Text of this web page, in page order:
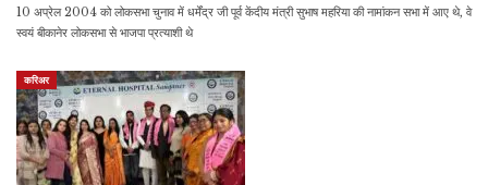
10 अप्रेल 2004 को लोकसभा चुनाव में धर्मेंद्र जी पूर्व केंदीय मंत्री सुभाष महरिया की नामांकन सभा में आए थे, वे
स्वयं बीकानेर लोकसभा से भाजपा प्रत्याशी थे
करिअर